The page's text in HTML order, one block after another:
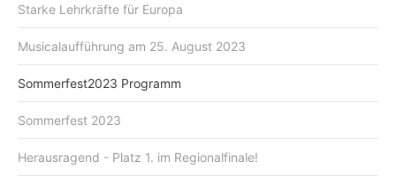
Starke Lehrkräfte für Europa
Musicalaufführung am 25. August 2023
Sommerfest2023 Programm
Sommerfest 2023
Herausragend - Platz 1. im Regionalfinale!